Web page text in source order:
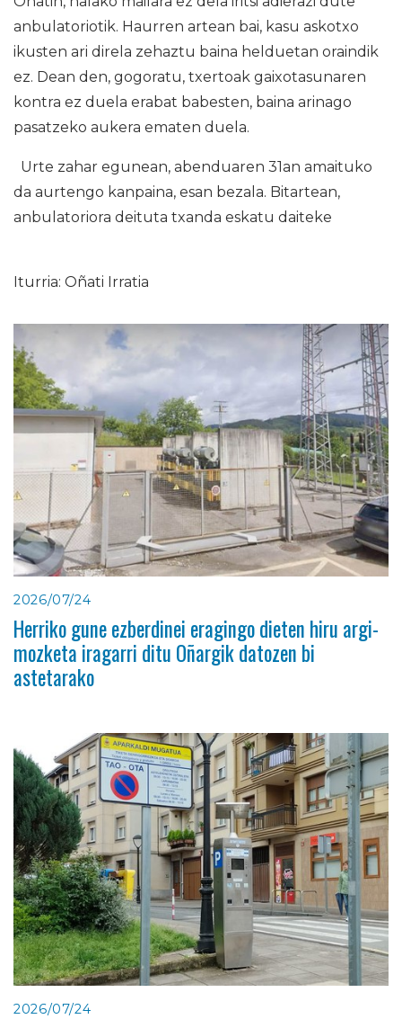
anbulatoriotik. Haurren artean bai, kasu askotxo
ikusten ari direla zehaztu baina helduetan oraindik
ez. Dean den, gogoratu, txertoak gaixotasunaren
kontra ez duela erabat babesten, baina arinago
pasatzeko aukera ematen duela.
Urte zahar egunean, abenduaren 31an amaituko
da aurtengo kanpaina, esan bezala. Bitartean,
anbulatoriora deituta txanda eskatu daiteke
Iturria: Oñati Irratia
2026/07/24
Herriko gune ezberdinei eragingo dieten hiru argi-
mozketa iragarri ditu Oñargik datozen bi
astetarako
2026/07/24